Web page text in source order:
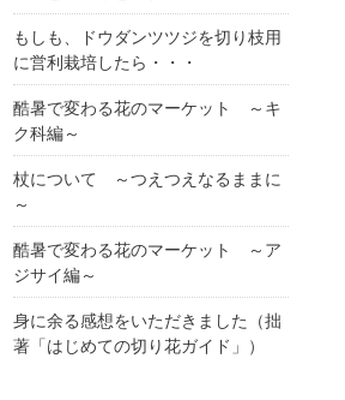
もしも、ドウダンツツジを切り枝用
に営利栽培したら・・・
酷暑で変わる花のマーケット ～キ
ク科編～
杖について ～つえつえなるままに
～
酷暑で変わる花のマーケット ～ア
ジサイ編～
身に余る感想をいただきました（拙
著「はじめての切り花ガイド」）